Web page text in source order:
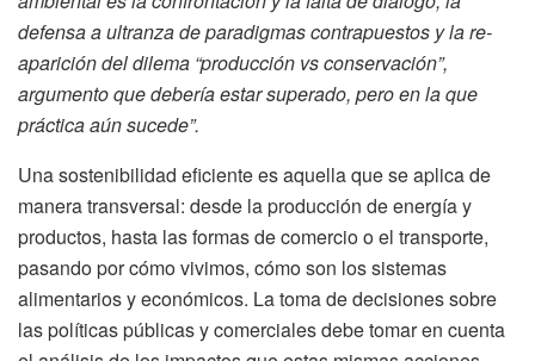
defensa a ultranza de paradigmas contrapuestos y la re-
aparición del dilema “producción vs conservación”,
argumento que debería estar superado, pero en la que
práctica aún sucede”.
Una sostenibilidad eficiente es aquella que se aplica de
manera transversal: desde la producción de energía y
productos, hasta las formas de comercio o el transporte,
pasando por cómo vivimos, cómo son los sistemas
alimentarios y económicos. La toma de decisiones sobre
las políticas públicas y comerciales debe tomar en cuenta